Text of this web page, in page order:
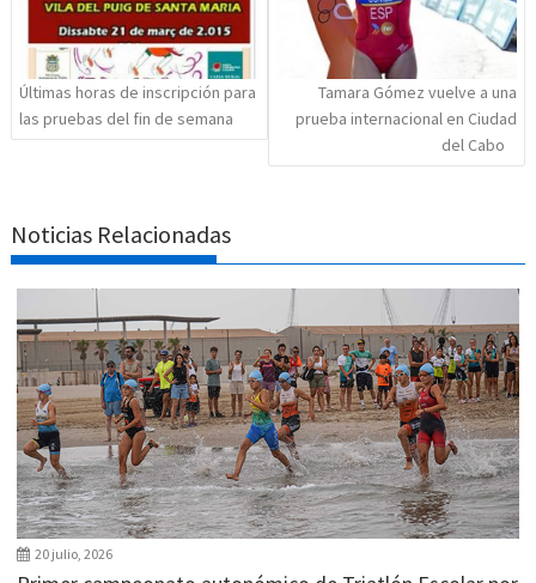
Últimas horas de inscripción para
las pruebas del fin de semana
Tamara Gómez vuelve a una
prueba internacional en Ciudad
del Cabo
Noticias Relacionadas
20 julio, 2026